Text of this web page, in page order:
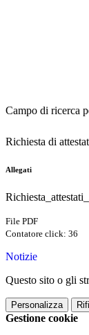
Campo di ricerca
Richiesta di
Allegati
File PDF
Contatore click: 36
Notizie
Questo sito o gli
Personalizza
Gestione cookie